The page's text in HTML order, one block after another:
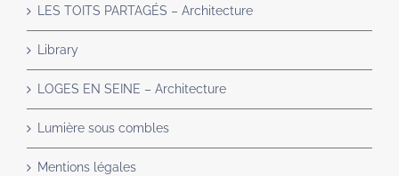
LES TOITS PARTAGÉS – Architecture
Library
LOGES EN SEINE – Architecture
Lumière sous combles
Mentions légales